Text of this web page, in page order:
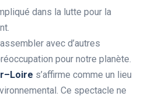
dans la lutte pour la
avec d’autres
pour notre planète.
r–Loire s’affirme comme un lieu
Ce spectacle ne